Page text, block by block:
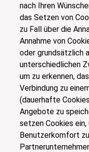
nach Ihren
das Setzen von
zu Fall über die
Annahme von
oder grundsätzlich
unterschiedlichen
um zu erkennen,
Verbindung zu
(dauerhafte
Angebote zu
setzen Cookies
Benutzerkomfort